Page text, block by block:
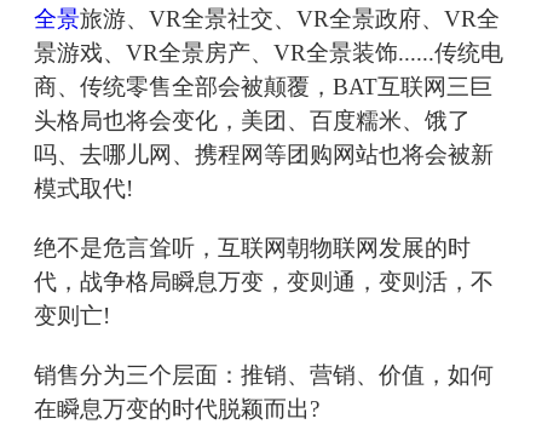
全景旅游、VR全景社交、VR全景政府、VR全
景游戏、VR全景房产、VR全景装饰......传统电
商、传统零售全部会被颠覆，BAT互联网三巨
头格局也将会变化，美团、百度糯米、饿了
吗、去哪儿网、携程网等团购网站也将会被新
模式取代!
绝不是危言耸听，互联网朝物联网发展的时
代，战争格局瞬息万变，变则通，变则活，不
变则亡!
销售分为三个层面：推销、营销、价值，如何
在瞬息万变的时代脱颖而出?